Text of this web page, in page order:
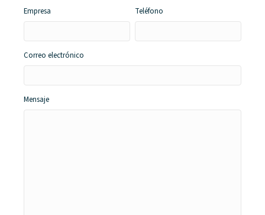
Empresa Teléfono
Correo electrónico
Mensaje